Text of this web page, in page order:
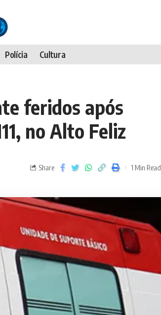
Polícia Cultura
feridos após
no Alto Feliz
Share 1 Min Read